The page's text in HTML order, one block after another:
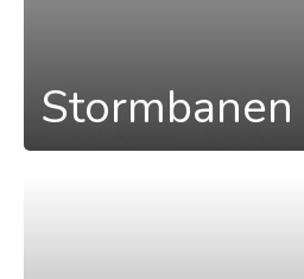
Stormbanen